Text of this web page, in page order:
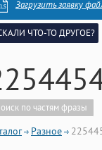
Загрузить заявку
ЧТО-ТО ДРУГОЕ?
по частям фразы
Разное